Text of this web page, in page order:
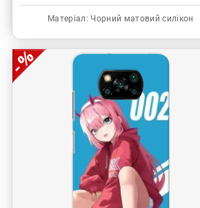
Матеріал: Чорний матовий силікон